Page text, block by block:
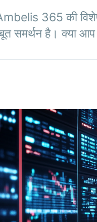
365 की
समर्थन है। क्या